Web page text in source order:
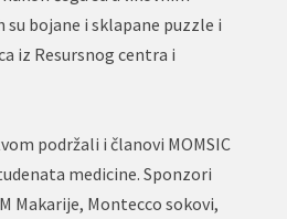
bojane i sklapane puzzle i
iz Resursnog centra i
podržali i članovi MOMSIC
medicine. Sponzori
Makarije, Montecco sokovi,